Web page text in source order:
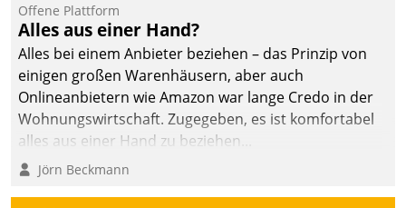
Offene Plattform
Alles aus einer Hand?
Alles bei einem Anbieter beziehen – das Prinzip von
einigen großen Warenhäusern, aber auch
Onlineanbietern wie Amazon war lange Credo in der
Wohnungswirtschaft. Zugegeben, es ist komfortabel
alles aus einer Hand zu beziehen...
Jörn Beckmann